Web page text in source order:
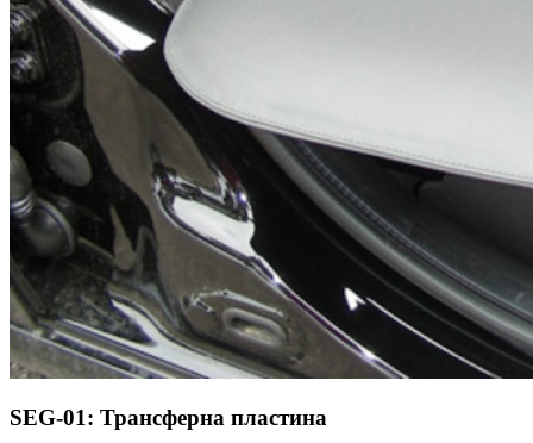
SEG-01: Трансферна пластина